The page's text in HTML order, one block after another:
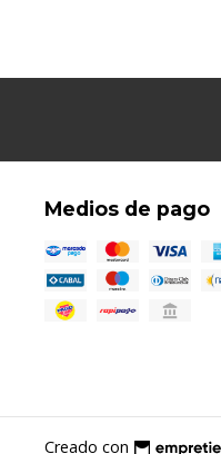
Medios de pago
Creado con